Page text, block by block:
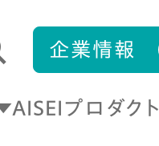
企業情報
AISEIプロダクト